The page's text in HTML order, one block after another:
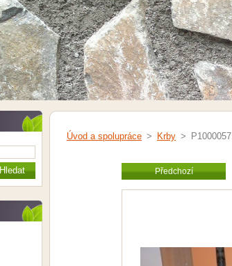
Úvod a spolupráce > Krby >
Předchozí